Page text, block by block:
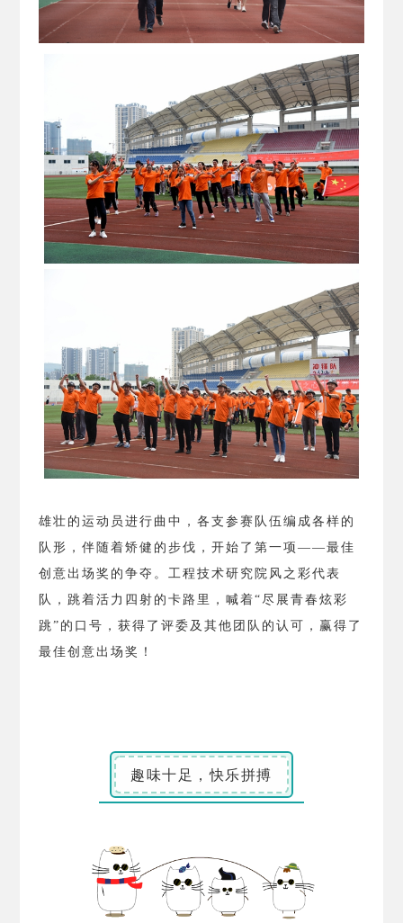
雄壮的运动员进行曲中，各支参赛队伍编成各样的
队形，伴随着矫健的步伐，开始了第一项——最佳
创意出场奖的争夺。工程技术研究院风之彩代表
队，跳着活力四射的卡路里，喊着“尽展青春炫彩
跳”的口号，获得了评委及其他团队的认可，赢得了
最佳创意出场奖！
趣味十足，快乐拼搏